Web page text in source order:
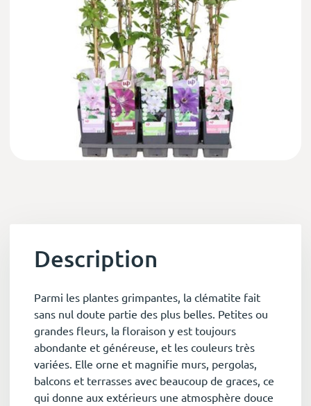
Description
Parmi les plantes grimpantes, la clématite fait
sans nul doute partie des plus belles. Petites ou
grandes fleurs, la floraison y est toujours
abondante et généreuse, et les couleurs très
variées. Elle orne et magnifie murs, pergolas,
balcons et terrasses avec beaucoup de graces, ce
qui donne aux extérieurs une atmosphère douce